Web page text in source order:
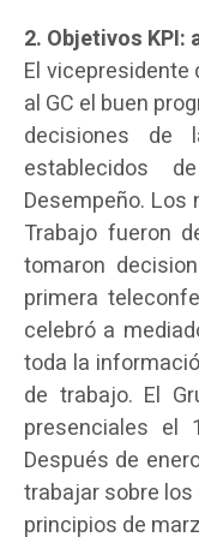
2. Objetivos
El
al GC el buen
decisiones de
establecidos
Desempeño. Los
Trabajo fueron
tomaron
primera
celebró a
toda la
de trabajo. El
presenciales el
Después de
trabajar sobre
principios de